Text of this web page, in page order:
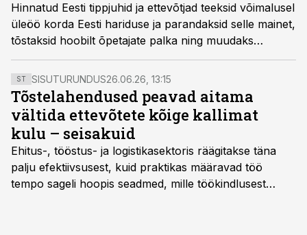
Hinnatud Eesti tippjuhid ja ettevõtjad teeksid võimalusel
üleöö korda Eesti hariduse ja parandaksid selle mainet,
tõstaksid hoobilt õpetajate palka ning muudaks
õpetajaameti kõige ihaldusväärsemaks.
ST SISUTURUNDUS26.06.26, 13:15
Tõstelahendused peavad aitama
vältida ettevõtete kõige kallimat
kulu – seisakuid
Ehitus-, tööstus- ja logistikasektoris räägitakse täna
palju efektiivsusest, kuid praktikas määravad töö
tempo sageli hoopis seadmed, mille töökindlusest